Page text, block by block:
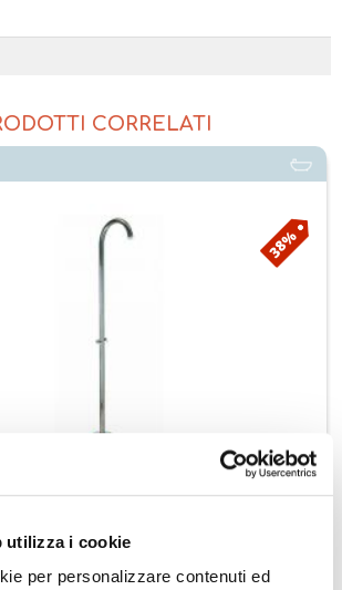
utilizza i cookie
per personalizzare contenuti ed
CORRELATI
38%
€ 2.368,02